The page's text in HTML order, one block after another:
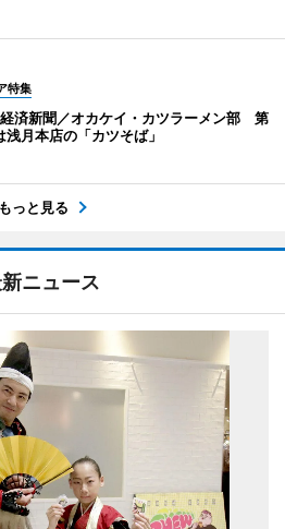
特集
済新聞／オカケイ・カツラーメン部 第
浅月本店の「カツそば」
もっと見る
ニュース